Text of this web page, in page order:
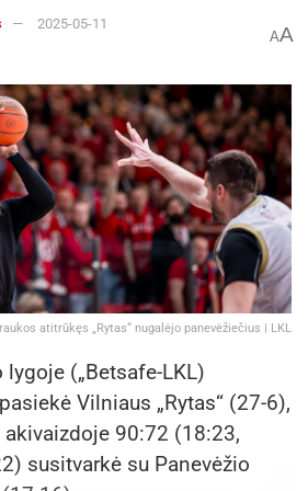
2025-05-11
AA
atitrūkęs „Rytas“ nugalėjo panevėžiečius | LKL
(„Betsafe-LKL)
Vilniaus „Rytas“ (27-6),
90:72 (18:23,
susitvarkė su Panevėžio